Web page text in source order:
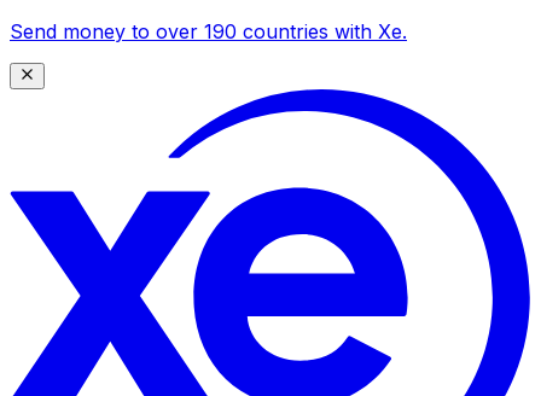
Send money to over 190 countries with Xe.